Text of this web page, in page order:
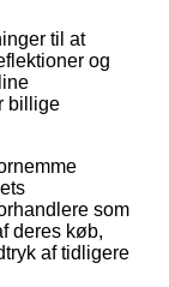
til at
og
billige
som
deres køb,
af tidligere